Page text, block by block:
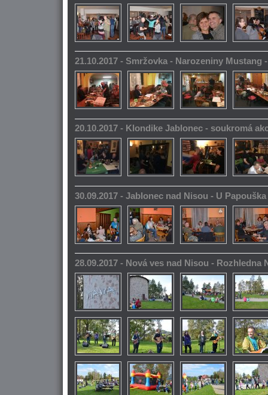
21.10.2017 - Smržovka - Narozeniny Mustang
20.10.2017 - Klondike Jablonec - soukromá
30.09.2017 - Jablonec nad Nisou - U
28.09.2017 - Nová ves nad Nisou - Rozhledna